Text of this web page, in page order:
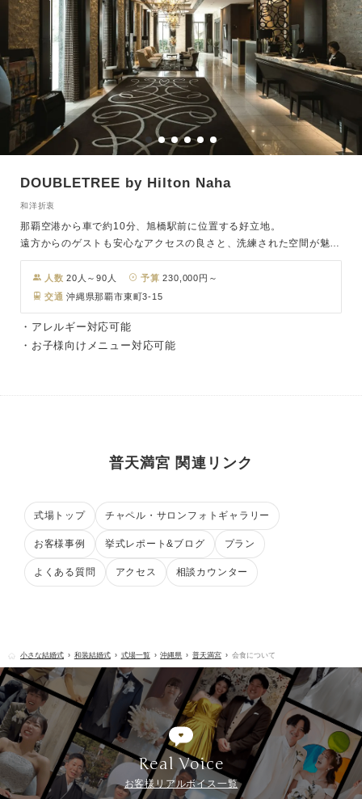
DOUBLETREE by Hilton Naha
和洋折衷
那覇空港から車で約10分、旭橋駅前に位置する好立地。
遠方からのゲストも安心なアクセスの良さと、洗練された空間が魅力
です。
訪れるすべての方に心地よくお過ごしいただける環境で、特別な一日
をより印象深いものに演出します。
人数 20人～90人 予算 230,000円～
交通 沖縄県那覇市東町3-15
・アレルギー対応可能
・お子様向けメニュー対応可能
普天満宮 関連リンク
式場トップ チャペル・サロンフォトギャラリー
お客様事例 挙式レポート&ブログ プラン
よくある質問 アクセス 相談カウンター
小さな結婚式 和装結婚式 式場一覧 沖縄県 普天満宮 会食について
Real Voice
お客様リアルボイス一覧